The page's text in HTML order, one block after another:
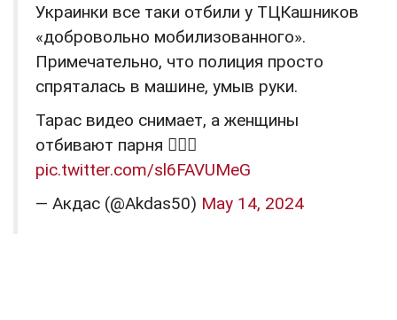
Украинки все таки отбили у ТЦКашников
«добровольно мобилизованного».
Примечательно, что полиция просто
спряталась в машине, умыв руки.
Тарас видео снимает, а женщины
отбивают парня 🤦🏻‍♂️
pic.twitter.com/sl6FAVUMeG
— Акдас (@Akdas50) May 14, 2024